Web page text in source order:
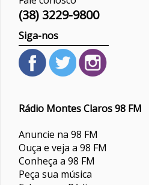
(38) 3229-9800
Siga-nos
Rádio Montes Claros 98 FM
Anuncie na 98 FM
Ouça e veja a 98 FM
Conheça a 98 FM
Peça sua música